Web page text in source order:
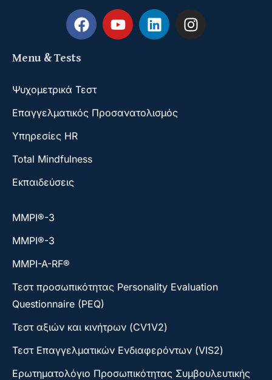
Menu & Tests
Ψυχομετρικά Τεστ
Επαγγελματικός Προσανατολισμός
Υπηρεσίες HR
Total Mindfulness
Εκπαιδεύσεις
ΜΜΡΙ®-3
ΜΜΡΙ®-3
MMPI-A-RF®
Τεστ προσωπικότητας Personality Evaluation
Questionnaire (PEQ)
Τεστ αξιών και κινήτρων (CV1V2)
Τεστ Επαγγελματικών Ενδιαφερόντων (VIS2)
Ερωτηματολόγιο Προσωπικότητας Συμβουλευτικής